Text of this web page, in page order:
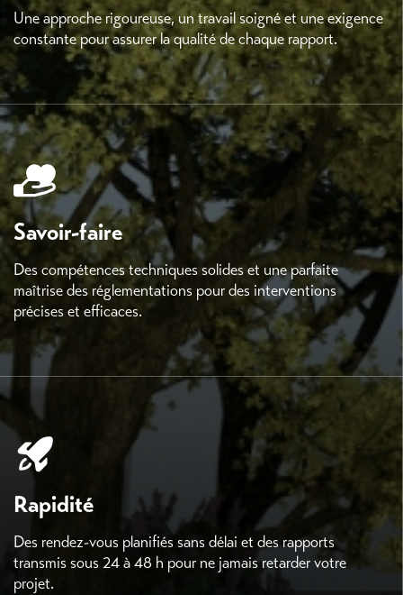
Une approche rigoureuse, un travail soigné et une exigence
constante pour assurer la qualité de chaque rapport.
Savoir-faire
Des compétences techniques solides et une parfaite
maîtrise des réglementations pour des interventions
précises et efficaces.
Rapidité
Des rendez-vous planifiés sans délai et des rapports
transmis sous 24 à 48 h pour ne jamais retarder votre
projet.